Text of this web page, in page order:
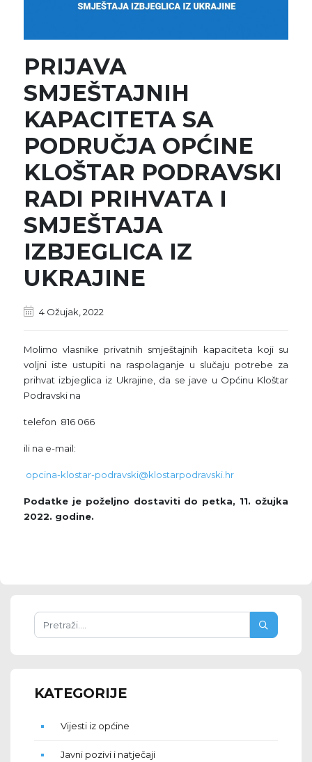
PRIJAVA
SMJEŠTAJNIH
KAPACITETA SA
PODRUČJA OPĆINE
KLOŠTAR PODRAVSKI
RADI PRIHVATA I
SMJEŠTAJA
IZBJEGLICA IZ
UKRAJINE
4 Ožujak, 2022
Molimo vlasnike privatnih smještajnih kapaciteta koji su
voljni iste ustupiti na raspolaganje u slučaju potrebe za
prihvat izbjeglica iz Ukrajine, da se jave u Općinu Kloštar
Podravski na
telefon 816 066
ili na e-mail:
opcina-klostar-podravski@klostarpodravski.hr
Podatke je poželjno dostaviti do petka, 11. ožujka
2022. godine.
KATEGORIJE
Vijesti iz općine
Javni pozivi i natječaji